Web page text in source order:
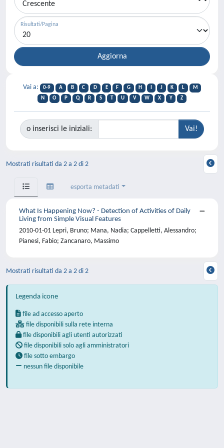
Risultati/Pagina
Vai a: 0-9 A B C D E F G H J K L
M
N
O P Q R S T U V W X Y Z
o inserisci le iniziali:
Mostrati risultati da 2 a 2 di 2
esporta metadati
What Is Happening Now? - Detection of Activities of Daily
Living from Simple Visual Features
2010-01-01 Lepri, Bruno; Mana, Nadia; Cappelletti, Alessandro;
Pianesi, Fabio; Zancanaro, Massimo
Mostrati risultati da 2 a 2 di 2
Legenda icone
file ad accesso aperto
file disponibili sulla rete interna
file disponibili agli utenti autorizzati
file disponibili solo agli amministratori
file sotto embargo
nessun file disponibile